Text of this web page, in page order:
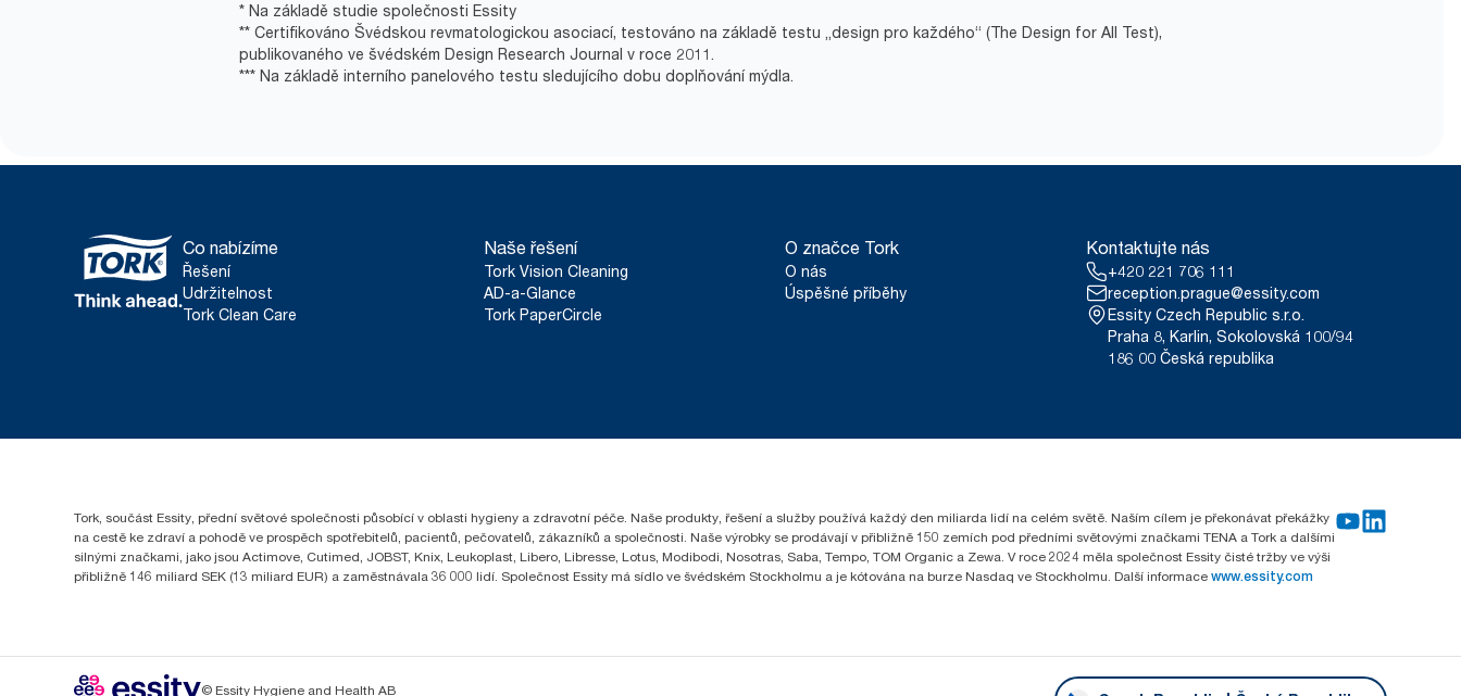
* Na základě studie společnosti Essity
** Certifikováno Švédskou revmatologickou asociací, testováno na základě testu „design pro každého“ (The Design for All Test),
publikovaného ve švédském Design Research Journal v roce 2011.
*** Na základě interního panelového testu sledujícího dobu doplňování mýdla.
Co nabízíme
Řešení
Udržitelnost
Tork Clean Care
Naše řešení
Tork Vision Cleaning
AD-a-Glance
Tork PaperCircle
O značce Tork
O nás
Úspěšné příběhy
Kontaktujte nás
+420 221 706 111
reception.prague@essity.com
Essity Czech Republic s.r.o.
Praha 8, Karlin, Sokolovská 100/94
186 00 Česká republika
Tork, součást Essity, přední světové společnosti působící v oblasti hygieny a zdravotní péče. Naše produkty, řešení a služby používá každý den miliarda lidí na celém světě. Naším cílem je překonávat překážky
na cestě ke zdraví a pohodě ve prospěch spotřebitelů, pacientů, pečovatelů, zákazníků a společnosti. Naše výrobky se prodávají v přibližně 150 zemích pod předními světovými značkami TENA a Tork a dalšími
silnými značkami, jako jsou Actimove, Cutimed, JOBST, Knix, Leukoplast, Libero, Libresse, Lotus, Modibodi, Nosotras, Saba, Tempo, TOM Organic a Zewa. V roce 2024 měla společnost Essity čisté tržby ve výši
přibližně 146 miliard SEK (13 miliard EUR) a zaměstnávala 36 000 lidí. Společnost Essity má sídlo ve švédském Stockholmu a je kótována na burze Nasdaq ve Stockholmu. Další informace www.essity.com
© Essity Hygiene and Health AB